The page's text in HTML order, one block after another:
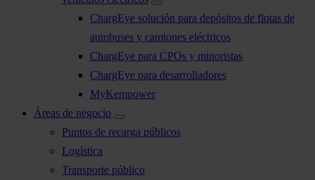
ChargEye solución para depósitos de flotas de
autobuses y camiones eléctricos
ChargEye para CPOs y minoristas
ChargEye para desarrolladores
MyKempower
Áreas de negocio
Puntos de recarga públicos
Logística
Transporte público